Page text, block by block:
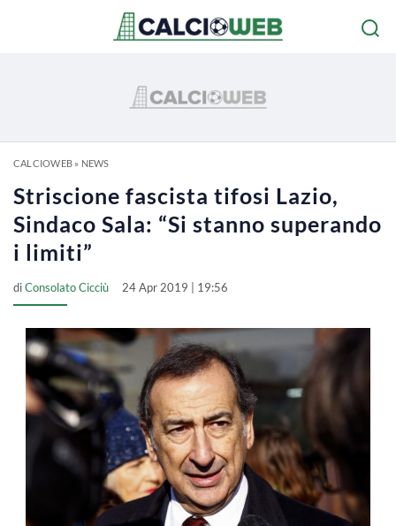
CALCIOWEB» NEWS
Striscione fascista tifosi Lazio,
Sindaco Sala: “Si stanno superando
i limiti”
diConsolato Cicciù 24 Apr 2019 | 19:56